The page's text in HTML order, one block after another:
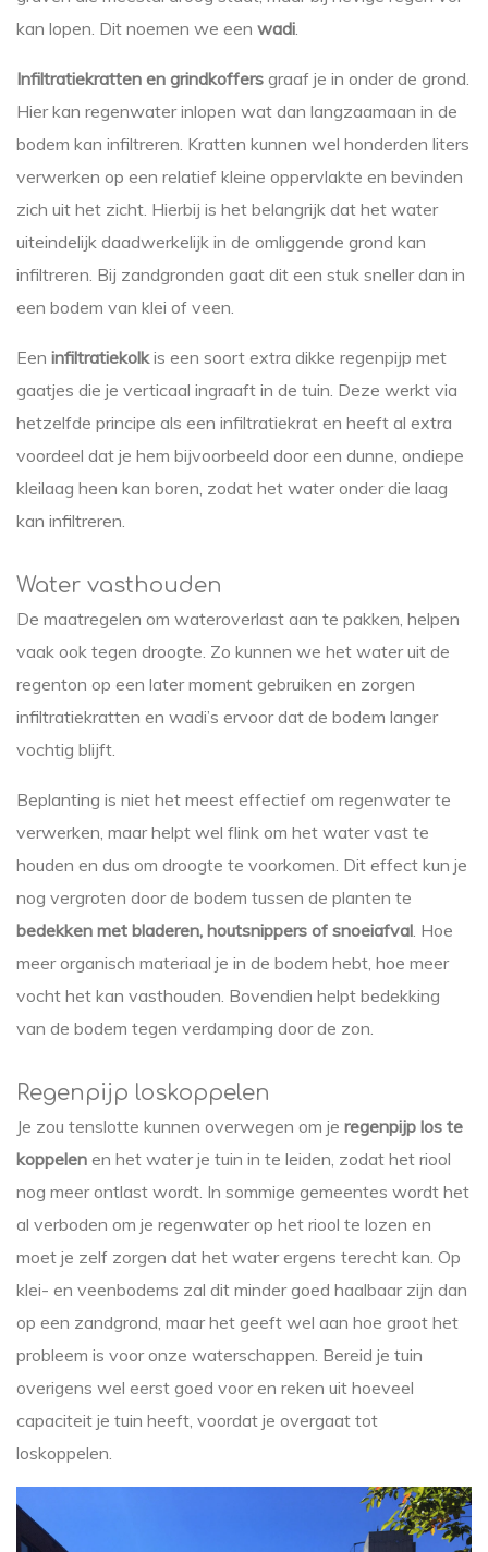
kan lopen. Dit noemen we een wadi.
Infiltratiekratten en grindkoffers graaf je in onder de grond.
Hier kan regenwater inlopen wat dan langzaamaan in de
bodem kan infiltreren. Kratten kunnen wel honderden liters
verwerken op een relatief kleine oppervlakte en bevinden
zich uit het zicht. Hierbij is het belangrijk dat het water
uiteindelijk daadwerkelijk in de omliggende grond kan
infiltreren. Bij zandgronden gaat dit een stuk sneller dan in
een bodem van klei of veen.
Een infiltratiekolkis een soort extra dikke regenpijp met
gaatjes die je verticaal ingraaft in de tuin. Deze werkt via
hetzelfde principe als een infiltratiekrat en heeft al extra
voordeel dat je hem bijvoorbeeld door een dunne, ondiepe
kleilaag heen kan boren, zodat het water onder die laag
kan infiltreren.
Water vasthouden
De maatregelen om wateroverlast aan te pakken, helpen
vaak ook tegen droogte. Zo kunnen we het water uit de
regenton op een later moment gebruiken en zorgen
infiltratiekratten en wadi’s ervoor dat de bodem langer
vochtig blijft.
Beplanting is niet het meest effectief om regenwater te
verwerken, maar helpt wel flink om het water vast te
houden en dus om droogte te voorkomen. Dit effect kun je
nog vergroten door de bodem tussen de planten te
bedekken met bladeren, houtsnippers of snoeiafval. Hoe
meer organisch materiaal je in de bodem hebt, hoe meer
vocht het kan vasthouden. Bovendien helpt bedekking
van de bodem tegen verdamping door de zon.
Regenpijp loskoppelen
Je zou tenslotte kunnen overwegen om je regenpijp los te
koppelen en het water je tuin in te leiden, zodat het riool
nog meer ontlast wordt. In sommige gemeentes wordt het
al verboden om je regenwater op het riool te lozen en
moet je zelf zorgen dat het water ergens terecht kan. Op
klei- en veenbodems zal dit minder goed haalbaar zijn dan
op een zandgrond, maar het geeft wel aan hoe groot het
probleem is voor onze waterschappen. Bereid je tuin
overigens wel eerst goed voor en reken uit hoeveel
capaciteit je tuin heeft, voordat je overgaat tot
loskoppelen.